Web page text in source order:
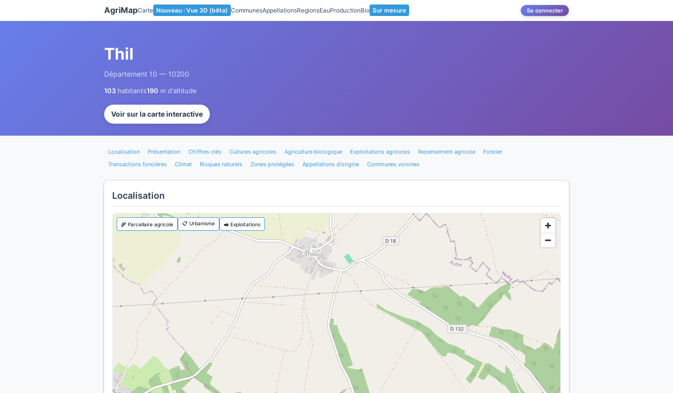
AgriMapCarte Nouveau : Vue 3D (bêta) CommunesAppellationsRegionsEauProductionBio Sur mesure Se connecter
Thil
Département 10 — 10200
103 habitants190 m d'altitude
Voir sur la carte interactive
Localisation Présentation Chiffres clés Cultures agricoles Agriculture biologique Exploitations agricoles Recensement agricole
Foncier
Transactions foncières
Climat Risques naturels Zones protégées Appellations d'origine Communes voisines
Localisation
🌾 Parcellaire agricole 📋 Urbanisme 🚜 Exploitations
Panneau de gestion des cookies